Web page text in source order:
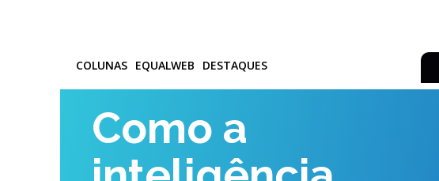
COLUNAS EQUALWEB DESTAQUES
Como a